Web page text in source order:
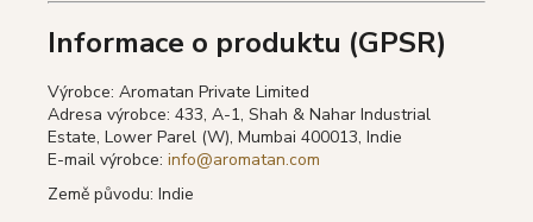
Informace o produktu (GPSR)
Výrobce: Aromatan Private Limited
Adresa výrobce: 433, A-1, Shah & Nahar Industrial
Estate, Lower Parel (W), Mumbai 400013, Indie
E-mail výrobce: info@aromatan.com
Země původu: Indie